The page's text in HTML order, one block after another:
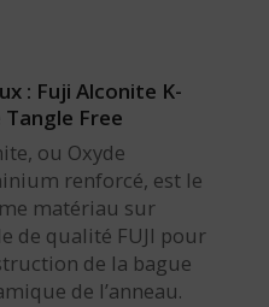
: Fuji Alconite K-
Tangle Free
ou Oxyde
renforcé, est le
matériau sur
de qualité FUJI pour
de la bague
de l’anneau.